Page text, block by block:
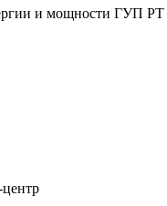
и мощности ГУП РТ